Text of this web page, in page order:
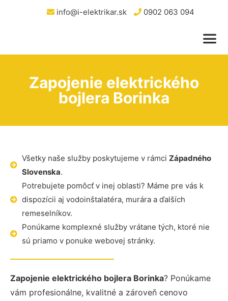
info@i-elektrikar.sk 0902 063 094
Zapojenie elektrického
bojlera Borinka
Všetky naše služby poskytujeme v rámci Západného
Slovenska.
Potrebujete pomôcť v inej oblasti? Máme pre vás k
dispozícii aj vodoinštalatéra, murára a ďalších
remeselníkov.
Ponúkame komplexné služby vrátane tých, ktoré nie
sú priamo v ponuke webovej stránky.
Zapojenie elektrického bojlera Borinka? Ponúkame
vám profesionálne, kvalitné a zároveň cenovo